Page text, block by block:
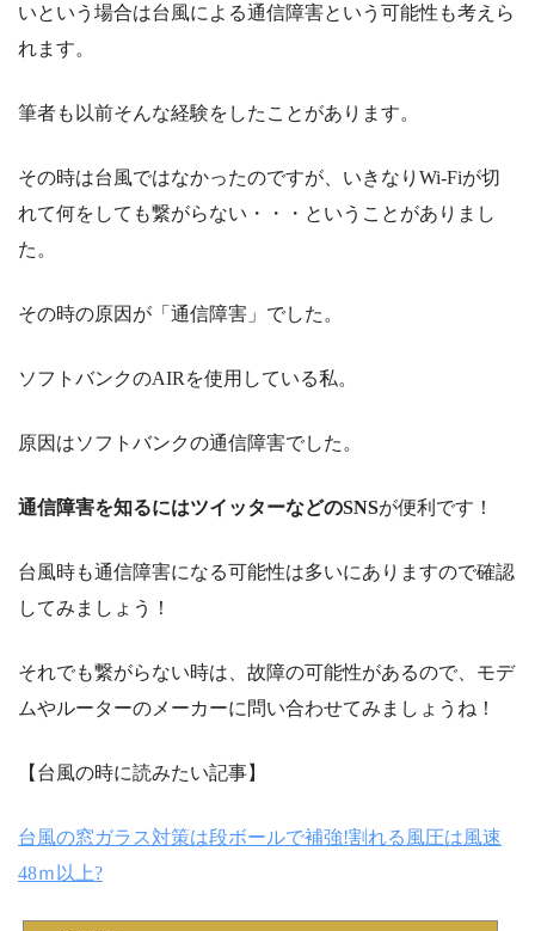
いという場合は台風による通信障害という可能性も考えら
れます。
筆者も以前そんな経験をしたことがあります。
その時は台風ではなかったのですが、いきなりWi-Fiが切
れて何をしても繋がらない・・・ということがありまし
た。
その時の原因が「通信障害」でした。
ソフトバンクのAIRを使用している私。
原因はソフトバンクの通信障害でした。
通信障害を知るにはツイッターなどのSNSが便利です！
台風時も通信障害になる可能性は多いにありますので確認
してみましょう！
それでも繋がらない時は、故障の可能性があるので、モデ
ムやルーターのメーカーに問い合わせてみましょうね！
【台風の時に読みたい記事】
台風の窓ガラス対策は段ボールで補強!割れる風圧は風速
48ｍ以上?